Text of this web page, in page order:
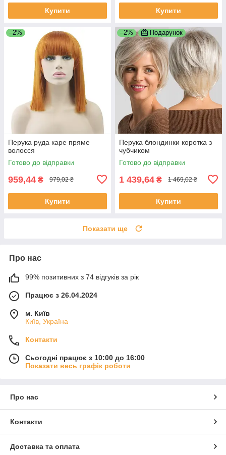
Купити Купити
–2%
Перука руда каре пряме
волосся
Готово до відправки
959,44 ₴ 979,02 ₴
Купити
–2% Подарунок
Перука блондинки коротка з
чубчиком
Готово до відправки
1 439,64 ₴ 1 469,02 ₴
Купити
Показати ще
Про нас
99% позитивних з 74 відгуків за рік
Працює з 26.04.2024
м. Київ
Київ, Україна
Контакти
Сьогодні працює з 10:00 до 16:00
Показати весь графік роботи
Про нас
Контакти
Доставка та оплата